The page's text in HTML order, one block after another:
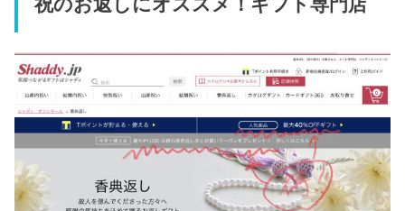
祝のお返しにオススメ！ギフト専門店